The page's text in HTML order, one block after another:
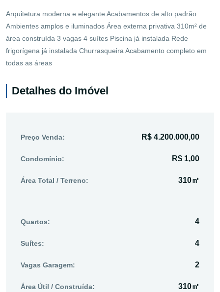
Arquitetura moderna e elegante Acabamentos de alto padrão
Ambientes amplos e iluminados Área externa privativa 310m² de
área construída 3 vagas 4 suítes Piscina já instalada Rede
frigorígena já instalada Churrasqueira Acabamento completo em
todas as áreas
Detalhes do Imóvel
Preço Venda: R$ 4.200.000,00
Condomínio: R$ 1,00
Área Total / Terreno: 310㎡
Quartos: 4
Suítes: 4
Vagas Garagem: 2
Área Útil / Construída: 310㎡